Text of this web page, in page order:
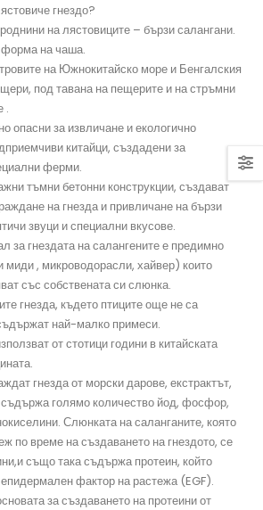
гнездо?
на лястовиците – бързи салангани.
форма на чаша.
на Южнокитайско море и Бенгалския
под тавана на пещерите и на стръмни
.
опасни за извличане и екологично
китайци, създадени за
ферми.
тъмни бетонни конструкции, създават
на гнезда и привличане на бързи
звуци и специални вкусове.
за гнездата на салангените е предимно
, микроводорасли, хайвер) които
със собствената си слюнка.
гнезда, където птиците още не са
най-малко примеси.
от стотици години в китайската
гнезда от морски дарове, екстрактът,
съдържа голямо количество йод, фосфор,
Слюнката на саланганите, която
по време на създаването на гнездото, се
също така съдържа протеин, който
фактор на растежа (EGF).
за създаването на протеини от